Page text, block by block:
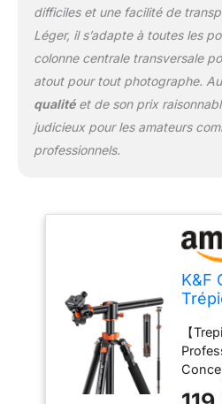
être
avec
vue.
de
pour
difficiles et une facilité de
Léger, il s’adapte à toutes les
colonne centrale transversale
atout pour tout photographe.
qualitéet de son prix
judicieux pour les amateurs
professionnels.
K&F
【